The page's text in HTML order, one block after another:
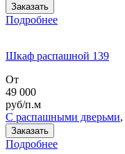
Заказать
Подробнее
Шкаф распашной 139
От
49 000
руб/п.м
С распашными дверьми,
Заказать
Подробнее